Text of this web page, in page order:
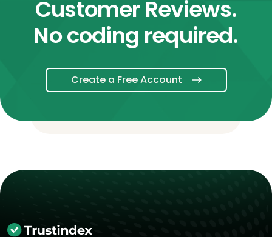
Customer Reviews.
No coding required.
Create a Free Account